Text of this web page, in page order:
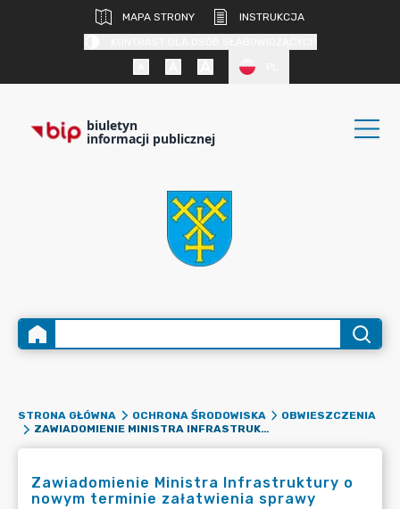
MAPA STRONY
INSTRUKCJA
biuletyn
informacji publicznej
STRONA GŁÓWNA OCHRONA ŚRODOWISKA
OBWIESZCZENIA
ZAWIADOMIENIE MINISTRA INFRASTRUKTURY O NOWYM TERMINIE ZAŁATWIENIA SPRAWY
Zawiadomienie Ministra Infrastruktury o
nowym terminie załatwienia sprawy